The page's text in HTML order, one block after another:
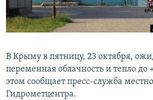
ПОБЕДИТЕЛЕЙ НЕ СУДЯТ?
КРЫМ.НЕПОКОРЕННЫЙ
УКРАИНСКАЯ ПРОБЛЕМА КРЫМА
ПРИСОЕДИНЯЙТЕСЬ!
Все сайты RFE/RL
В Крыму в пятницу, 23 октября,
переменная облачность и тепло до
этом сообщает пресс-служба
Гидрометцентра.